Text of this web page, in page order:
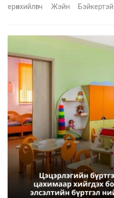
ерөнхийлөгч Жэйн
үеэр Монгол Улсад хэрэгжүү